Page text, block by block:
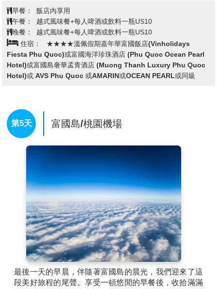
岩石景觀和清澈的海水，是進行浮潛、游泳和拍照的理
想場所。指甲島的水域內生活著各種海洋生物，是水下
探索的好地方。
●梅姑島（May Rut Island）
梅姑島是跳島遊中的最後一站，也是富國島周圍的美麗
小島之一。島上擁有原始的熱帶植被和迷人的沙灘，這
裡的海水清澈透明，非常適合進行浮潛或簡單的海水
往，再另外說明告知)
★高空美拍
是一項結合快艇跳島和高空攝影的獨特體驗，讓你在探
索富國島周邊迷人小島的同時，捕捉壯麗的空中景色。
這不僅是一場海上冒險之旅，更是一場視覺盛宴，讓你
能夠從空中俯瞰碧海藍天、白沙灘及熱帶植被，並將這
些美麗的瞬間永遠保存下來。
溫馨提示：本日請攜帶泳裝並著可防水拖鞋或洞洞鞋，
並請做好防曬。
水上活動說明：
1.包含浮潛，船家會提供簡易蛙鏡及呼吸管，如需有度
數蛙鏡及蛙鞋旅客需自行攜帶，目前無提供租借服務。
2.水上活動：香蕉船、水上摩托車、拖曳傘、獨木舟、
瘋狂沙發、海底漫步、、、等，為現場付費自選項目，
未包含。請依個人所需，自行報名參加。使用置物櫃、
沖洗間、部分廁所需要付費，請注意！
3.水上活動有一定的刺激性與危險性，如果有心臟病、
早餐：
飯店內享用
午餐：
越式風味餐+每人啤酒或飲料一瓶US10
晚餐：
越式風味餐+每人啤酒或飲料一瓶US10
住宿：
★★★★溫佩假期嘉年華富國飯店(Vinholidays
Fiesta Phu Quoc)或富國海洋珍珠酒店 (Phu Quoc Ocean Pearl
Hotel)或富國島奢華孟青酒店 (Muong Thanh Luxury Phu Quoc
Hotel)或 AVS Phu Quoc 或AMARIN或OCEAN PEARL或同級
第5天 富國島/桃園機場
最後一天的早晨，伴隨著富國島的晨光，我們迎來了這
段美好旅程的尾聲。享受一頓悠閒的早餐後，收拾滿滿